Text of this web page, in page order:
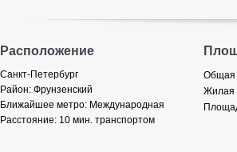
Расположение
Санкт-Петербург
Район: Фрунзенский
Ближайшее метро: Международная
Расстояние: 10 мин. транспортом
Общая
Жилая